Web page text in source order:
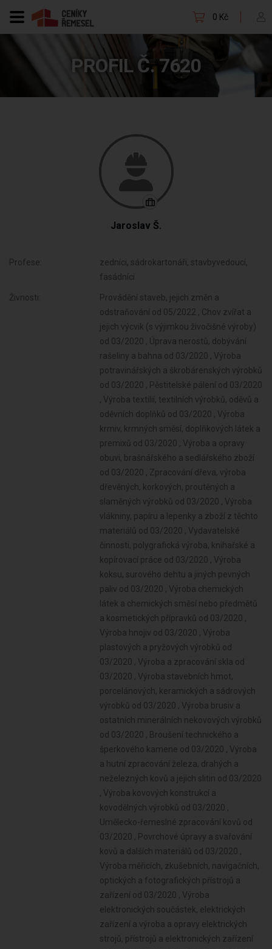
0 Kč
PROFIL Č. 7620
Jaroslav Š.
Profese:
zedníci, sádrokartonáři, stavbyvedoucí,
fasádníci
Živnosti: Provádění staveb, jejich změn a odstraňování od 05/2022 , Chov zvířat a jejich výcvik (s výjimkou živočišné výroby) od 03/2020 , Úprava nerostů, dobývání rašeliny a bahna od 03/2020 , Výroba potravinářských a škrobárenských výrobků od 03/2020 , Pěstitelské pálení od 03/2020 , Výroba textilií, textilních výrobků, oděvů a oděvních doplňků od 03/2020 , Výroba krmiv, krmných směsí, doplňkových látek a premixů od 03/2020 , Výroba a opravy obuvi, brašnářského a sedlářského zboží od 03/2020 , Zpracování dřeva, výroba dřevěných, korkových, proutěných a slaměných výrobků od 03/2020 , Výroba vlákniny, papíru a lepenky a zboží z těchto materiálů od 03/2020 , Vydavatelské činnosti, polygrafická výroba, knihařské a kopírovací práce od 03/2020 , Výroba koksu, surového dehtu a jiných pevných paliv od 03/2020 , Výroba chemických látek a chemických směsí nebo předmětů a kosmetických přípravků od 03/2020 , Výroba hnojiv od 03/2020 , Výroba plastových a pryžových výrobků od 03/2020 , Výroba a zpracování skla od 03/2020 , Výroba stavebních hmot, porcelánových, keramických a sádrových výrobků od 03/2020 , Výroba brusiv a ostatních minerálních nekovových výrobků od 03/2020 , Broušení technického a šperkového kamene od 03/2020 , Výroba a hutní zpracování železa, drahých a neželezných kovů a jejich slitin od 03/2020 , Výroba kovových konstrukcí a kovodělných výrobků od 03/2020 , Umělecko-řemeslné zpracování kovů od 03/2020 , Povrchové úpravy a svařování kovů a dalších materiálů od 03/2020 , Výroba měřicích, zkušebních, navigačních, optických a fotografických přístrojů a zařízení od 03/2020 , Výroba elektronických součástek, elektrických zařízení a výroba a opravy elektrických strojů, přístrojů a elektronických zařízení pracujících na malém napětí od 03/2020 , Výroba neelektrických zařízení pro domácnost od 03/2020 , Výroba strojů a zařízení od 03/2020 , Výroba motorových a přípojných vozidel a karoserií od 03/2020 , Stavba a výroba plavidel od 03/2020 , Výroba, vývoj, projektování, zkoušky, instalace, údržba, opravy, modifikace a konstrukční změny letadel, motorů letadel, vrtulí, letadlových částí a zařízení a leteckých pozemních zařízení od 03/2020 , Výroba drážních hnacích vozidel a drážních vozidel na dráze tramvajové, trolejbusové a lanové a železničního parku od 03/2020 , Výroba jízdních kol, vozíků pro invalidy a jiných nemotorových dopravních prostředků od 03/2020 , Výroba a opravy čalounických výrobků od 03/2020 , Výroba, opravy a údržba sportovních potřeb, her, hraček a dětských kočárků od 03/2020 , Výroba zdravotnických prostředků od 03/2020 , Výroba a opravy zdrojů ionizujícího záření od 03/2020 , Výroba školních a kancelářských potřeb, kromě výrobků z papíru, výroba bižuterie, kartáčnického a konfekčního zboží, deštníků, upomínkových předmětů od 03/2020 , Provozování vodovodů a kanalizací a úprava a rozvod vody od 03/2020 , Nakládání s odpady (vyjma nebezpečných) od 03/2020 , Přípravné a dokončovací stavební práce, specializované stavební činnosti od 03/2020 , Sklenářské práce, rámování a paspartování od 03/2020 , Zprostředkování obchodu a služeb od 03/2020 , Velkoobchod a maloobchod od 03/2020 , Projektování pozemkových úprav od 03/2020 , Zastavárenská činnost a maloobchod s použitým zbožím od 03/2020 , Údržba motorových vozidel a jejich příslušenství od 03/2020 , Příprava a vypracování technických návrhů, grafické a kresličské práce od 03/2020 , Projektování elektrických zařízení od 03/2020 , Skladování, balení zboží, manipulace s nákladem a technické činnosti v dopravě od 03/2020 , Výzkum a vývoj v oblasti přírodních a technických věd nebo společenských věd od 03/2020 , Zasilatelství a zastupování v celním řízení od 03/2020 , Testování, měření, analýzy a kontroly od 03/2020 , Ubytovací služby od 03/2020 ,